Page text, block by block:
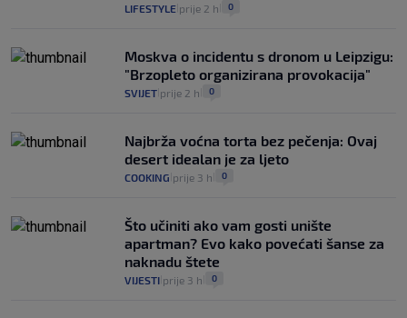
LIFESTYLE prije 2 h 0
Moskva o incidentu s dronom u Leipzigu:
"Brzopleto organizirana provokacija"
SVIJET prije 2 h 0
Najbrža voćna torta bez pečenja: Ovaj
desert idealan je za ljeto
COOKING prije 3 h 0
Što učiniti ako vam gosti unište
apartman? Evo kako povećati šanse za
naknadu štete
VIJESTI prije 3 h 0